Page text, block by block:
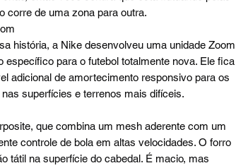
corre de uma zona para outra.
história, a Nike desenvolveu uma unidade Zoom
específico para o futebol totalmente nova. Ele fica
adicional de amortecimento responsivo para os
superfícies e terrenos mais difíceis.
que combina um mesh aderente com um
controle de bola em altas velocidades. O forro
tátil na superfície do cabedal. É macio, mas